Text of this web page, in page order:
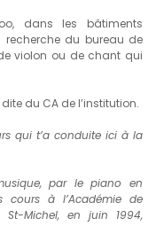
dans les bâtiments
du bureau de
violon ou de chant qui
du CA de l’institution.
qui t’a conduite ici à la
par le piano en
à l’Académie de
Michel, en juin 1994,